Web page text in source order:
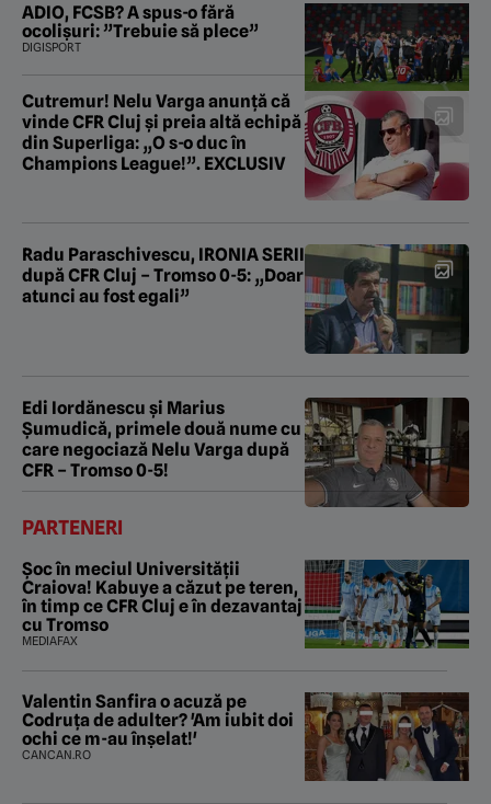
ADIO, FCSB? A spus-o fără
ocolișuri: ”Trebuie să plece”
DIGISPORT
Cutremur! Nelu Varga anunță că
vinde CFR Cluj și preia altă echipă
din Superliga: „O s-o duc în
Champions League!”. EXCLUSIV
Radu Paraschivescu, IRONIA SERII
după CFR Cluj – Tromso 0-5: „Doar
atunci au fost egali”
Edi Iordănescu și Marius
Șumudică, primele două nume cu
care negociază Nelu Varga după
CFR – Tromso 0-5!
PARTENERI
Șoc în meciul Universității
Craiova! Kabuye a căzut pe teren,
în timp ce CFR Cluj e în dezavantaj
cu Tromso
MEDIAFAX
Valentin Sanfira o acuză pe
Codruța de adulter? 'Am iubit doi
ochi ce m-au înșelat!'
CANCAN.RO